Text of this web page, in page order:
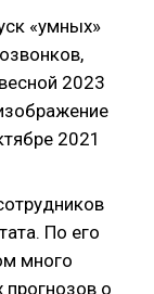
«умных»
2023
2021
По его
много
прогнозов о